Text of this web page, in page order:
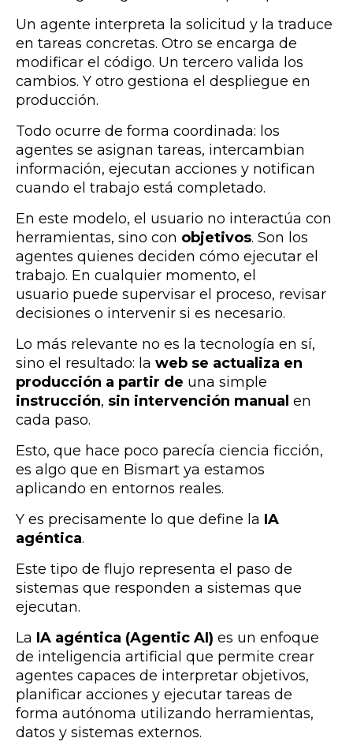
Un agente interpreta la solicitud y la traduce
en tareas concretas. Otro se encarga de
modificar el código. Un tercero valida los
cambios. Y otro gestiona el despliegue en
producción.
Todo ocurre de forma coordinada: los
agentes se asignan tareas, intercambian
información, ejecutan acciones y notifican
cuando el trabajo está completado.
En este modelo, el usuario no interactúa con
herramientas, sino con objetivos. Son los
agentes quienes deciden cómo ejecutar el
trabajo. En cualquier momento, el
usuario puede supervisar el proceso, revisar
decisiones o intervenir si es necesario.
Lo más relevante no es la tecnología en sí,
sino el resultado: la web se actualiza en
producción a partir de una simple
instrucción, sin intervención manual en
cada paso.
Esto, que hace poco parecía ciencia ficción,
es algo que en Bismart ya estamos
aplicando en entornos reales.
Y es precisamente lo que define la IA
agéntica.
Este tipo de flujo representa el paso de
sistemas que responden a sistemas que
ejecutan.
La IA agéntica (Agentic AI) es un enfoque
de inteligencia artificial que permite crear
agentes capaces de interpretar objetivos,
planificar acciones y ejecutar tareas de
forma autónoma utilizando herramientas,
datos y sistemas externos.